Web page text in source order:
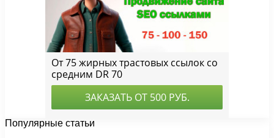
Популярные статьи